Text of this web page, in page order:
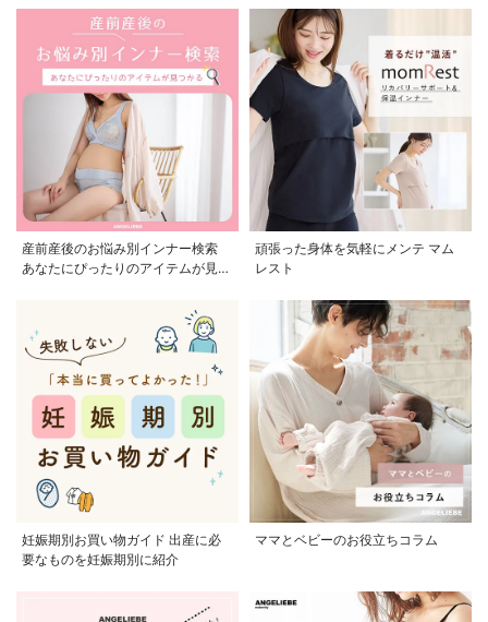
産前産後のお悩み別インナー検索
あなたにぴったりのアイテムが見つ
頑張った身体を気軽にメンテ マム
レスト
妊娠期別お買い物ガイド 出産に必
要なものを妊娠期別に紹介
ママとベビーのお役立ちコラム